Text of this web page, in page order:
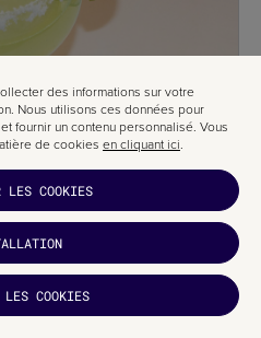
des informations sur votre
Nous utilisons ces données pour
fournir un contenu personnalisé. Vous
de cookies en cliquant ici.
LES COOKIES
LES COOKIES